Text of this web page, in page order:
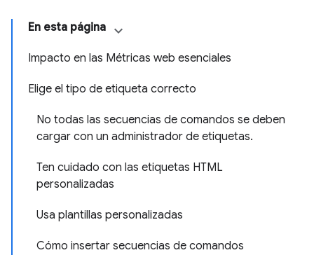
En esta página
Impacto en las Métricas web esenciales
Elige el tipo de etiqueta correcto
No todas las secuencias de comandos se deben
cargar con un administrador de etiquetas.
Ten cuidado con las etiquetas HTML
personalizadas
Usa plantillas personalizadas
Cómo insertar secuencias de comandos